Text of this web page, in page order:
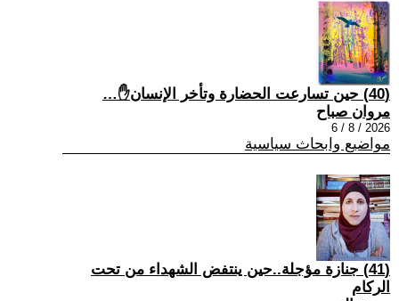
(40) حين تسارعت الحضارة وتأخر الإنسان✋…
مروان صباح
2026 / 8 / 6
مواضيع وابحاث سياسية
(41) جنازة مؤجلة..حين ينتفض الشهداء من تحت
الركام